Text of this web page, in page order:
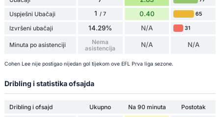
Uspješni Ubačaji 1 / 7 0.40 65
Izvršeni ubačaji 14.29% N/A 31
Minuta po asistenciji
Nema
asistencija
N/A N/A
Cohen Lee nije postigao nijedan gol tijekom ove EFL Prva liga sezone.
Dribling i statistika ofsajda
Dribling i ofsajd Ukupno Na 90 minuta
Postotak